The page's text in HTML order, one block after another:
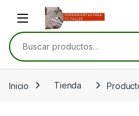
Skip to navigation
Skip to content
Open
Buscar por:
Inicio Tienda